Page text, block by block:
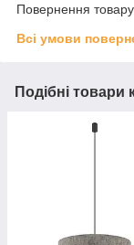
Повернення
Всі умови
Подібні товари